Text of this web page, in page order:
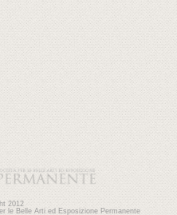
2012
le Belle Arti ed Esposizione Permanente